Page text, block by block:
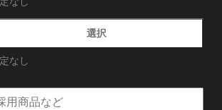
選択
なし